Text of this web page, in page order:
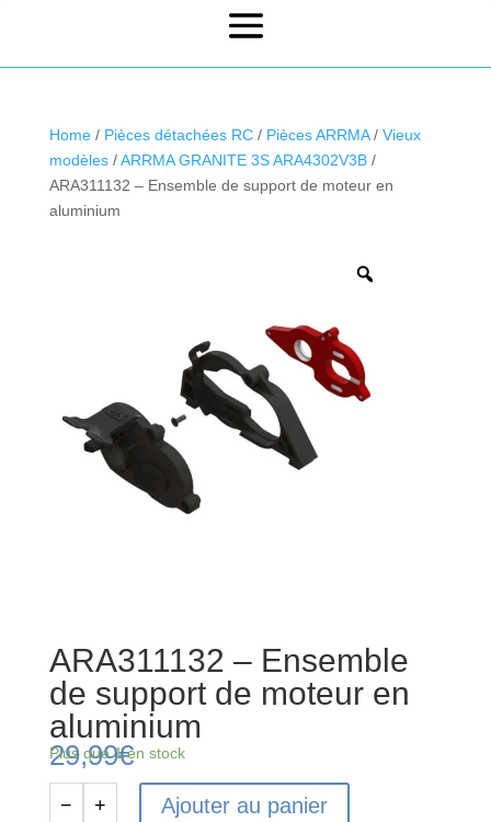
Home/ Pièces détachées RC/ Pièces ARRMA/ Vieux
modèles/ARRMA GRANITE 3S ARA4302V3B/
ARA311132 – Ensemble de support de moteur en
aluminium
ARA311132 – Ensemble
de support de moteur en
aluminium
29,99€
Plus que 1 en stock
quantité
− + Ajouter au panier